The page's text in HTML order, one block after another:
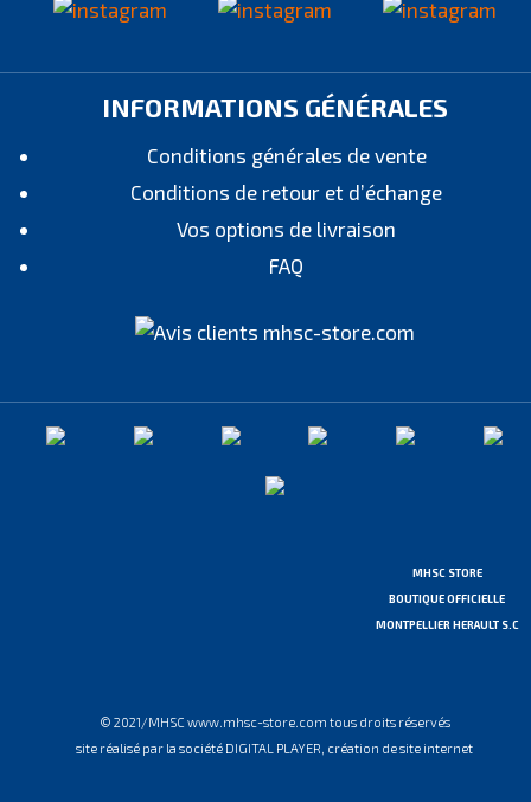
INFORMATIONS GÉNÉRALES
Conditions générales de vente
Conditions de retour et d’échange
Vos options de livraison
FAQ
MHSC STORE
BOUTIQUE OFFICIELLE
MONTPELLIER HERAULT S.C
© 2021/MHSC www.mhsc-store.com tous droits réservés
site réalisé par la société DIGITAL PLAYER, création de site internet